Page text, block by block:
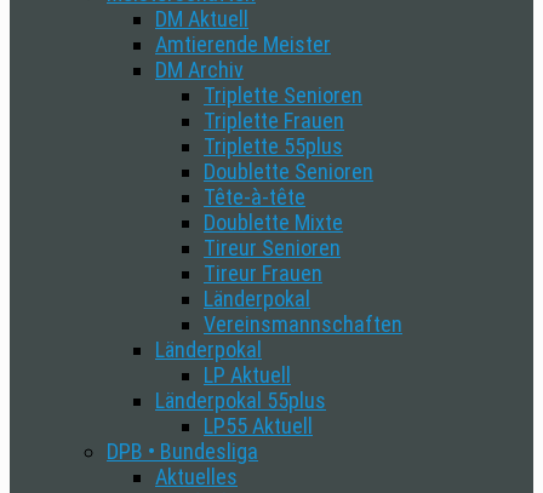
DM Aktuell
Amtierende Meister
DM Archiv
Triplette Senioren
Triplette Frauen
Triplette 55plus
Doublette Senioren
Tête-à-tête
Doublette Mixte
Tireur Senioren
Tireur Frauen
Länderpokal
Vereinsmannschaften
Länderpokal
LP Aktuell
Länderpokal 55plus
LP55 Aktuell
DPB • Bundesliga
Aktuelles